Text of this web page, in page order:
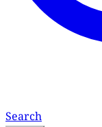
Search